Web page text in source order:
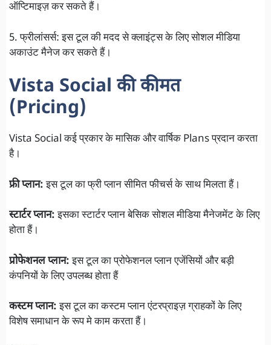
ऑप्टिमाइज़ कर सकते हैं।
5. फ्रीलांसर्स: इस टूल की मदद से क्लाइंट्स के लिए सोशल मीडिया
अकाउंट मैनेज कर सकते हैं।
Vista Social की कीमत
(Pricing)
Vista Social कई प्रकार के मासिक और वार्षिक Plans प्रदान करता
है।
फ्री प्लान:इस टूल का फ्री प्लान सीमित फीचर्स के साथ मिलता हैं।
स्टार्टर प्लान:इसका स्टार्टर प्लान बेसिक सोशल मीडिया मैनेजमेंट के लिए
होता हैं।
प्रोफेशनल प्लान:इस टूल का प्रोफेशनल प्लान एजेंसियों और बड़ी
कंपनियों के लिए उपलब्ध होता हैं
कस्टम प्लान:इस टूल का कस्टम प्लान एंटरप्राइज़ ग्राहकों के लिए
विशेष समाधान के रूप मे काम करता हैं।